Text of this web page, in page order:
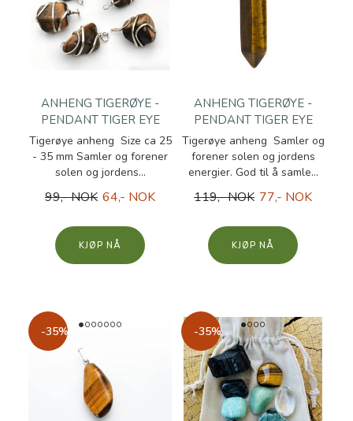
ANHENG TIGERØYE -
PENDANT TIGER EYE
Tigerøye anheng Size ca 25
- 35 mm Samler og forener
solen og jordens...
99,- NOK 64,- NOK
KJØP
ANHENG TIGERØYE -
PENDANT TIGER EYE
Tigerøye anheng Samler og
forener solen og jordens
energier. God til å samle...
119,- NOK 77,- NOK
KJØP
-35% -35%